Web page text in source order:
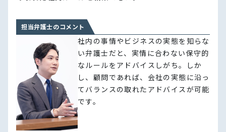
担当弁護士のコメント
社内の事情やビジネスの実態を知らな
い弁護士だと、実情に合わない保守的
なルールをアドバイスしがち。しか
し、顧問であれば、会社の実態に沿っ
てバランスの取れたアドバイスが可能
です。